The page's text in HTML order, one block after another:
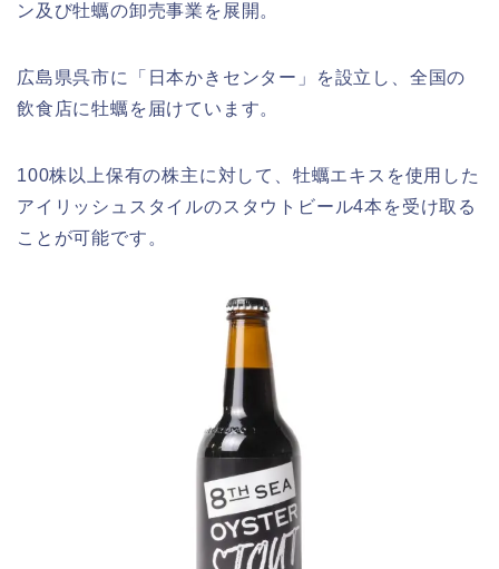
ン及び牡蠣の卸売事業を展開。
広島県呉市に「日本かきセンター」を設立し、全国の
飲食店に牡蠣を届けています。
100株以上保有の株主に対して、牡蠣エキスを使用した
アイリッシュスタイルのスタウトビール4本を受け取る
ことが可能です。